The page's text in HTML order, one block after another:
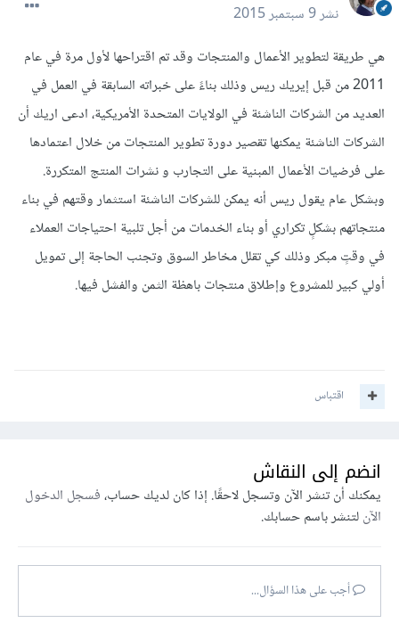
نشر9 سبتمبر 2015
هي طريقة لتطوير الأعمال والمنتجات وقد تم اقتراحها لأول مرة في عام
2011 من قبل إيريك ريس وذلك بناءً على خبراته السابقة في العمل في
العديد من الشركات الناشئة في الولايات المتحدة الأمريكية، ادعى اريك أن
الشركات الناشئة يمكنها تقصير دورة تطوير المنتجات من خلال اعتمادها
على فرضيات الأعمال المبنية على التجارب و نشرات المنتج المتكررة.
وبشكل عام يقول ريس أنه يمكن للشركات الناشئة استثمار وقتهم في بناء
منتجاتهم بشكلٍ تكراري أو بناء الخدمات من أجل تلبية احتياجات العملاء
في وقتٍ مبكر وذلك كي تقلل مخاطر السوق وتجنب الحاجة إلى تمويل
أولي كبير للمشروع وإطلاق منتجات باهظة الثمن والفشل فيها.
اقتباس
انضم إلى النقاش
يمكنك أن تنشر الآن وتسجل لاحقًا. إذا كان لديك حساب،فسجل الدخول
الآنلتنشر باسم حسابك.
أجب على هذا السؤال...